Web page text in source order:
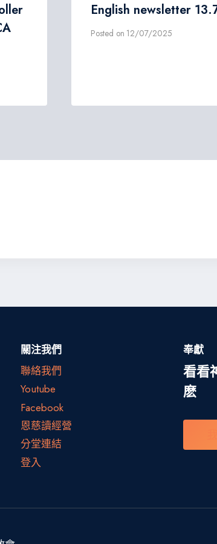
English newsletter
Posted on 12/07/2025
關注我們
聯絡我們
Youtube
Facebook
恩慈讀經營
分堂連結
登入
奉獻
看看
麽